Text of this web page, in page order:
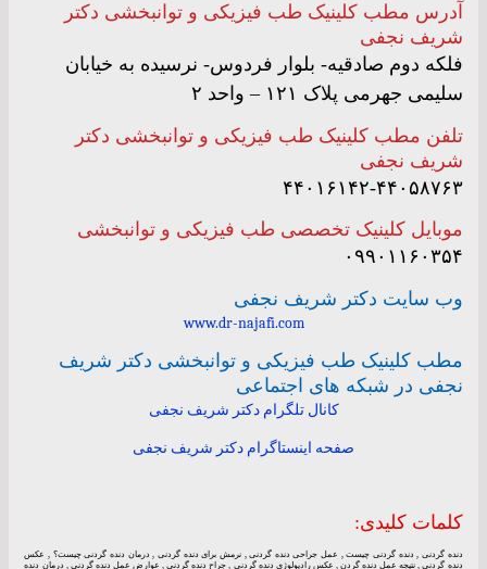
آدرس مطب کلینیک طب فیزیکی و توانبخشی دکتر
شریف نجفی
فلکه دوم صادقیه- بلوار فردوس- نرسیده به خیابان
سلیمی جهرمی پلاک ۱۲۱ – واحد ۲
تلفن مطب کلینیک طب فیزیکی و توانبخشی دکتر
شریف نجفی
۴۴۰۱۶۱۴۲-۴۴۰۵۸۷۶۳
موبایل کلینیک تخصصی طب فیزیکی و توانبخشی
۰۹۹۰۱۱۶۰۳۵۴
وب سایت دکتر شریف نجفی
www.dr-najafi.com
مطب کلینیک طب فیزیکی و توانبخشی دکتر شریف
نجفی در شبکه های اجتماعی
کانال تلگرام دکتر شریف نجفی
صفحه اینستاگرام دکتر شریف نجفی
کلمات کلیدی:
دنده گردنی , دنده گردنی چیست , عمل جراحی دنده گردنی , نرمش برای دنده گردنی , درمان دنده گردنی چیست؟ , عکس
دنده گردنی , نتیجه عمل دنده گردن , عکس رادیولوژی دنده گردنی , جراح دنده گردنی , عوارض عمل دنده گردنی , درمان دنده